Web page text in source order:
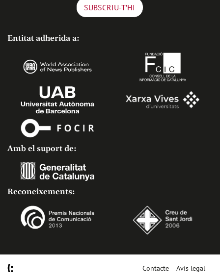
Entitat adherida a:
Amb el suport de:
Reconeixements:
Contacte Avís legal